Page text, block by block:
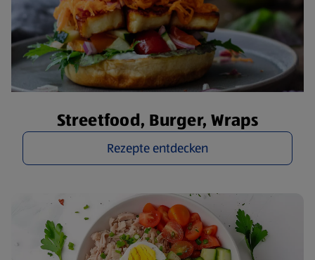
Streetfood, Burger, Wraps
Rezepte entdecken